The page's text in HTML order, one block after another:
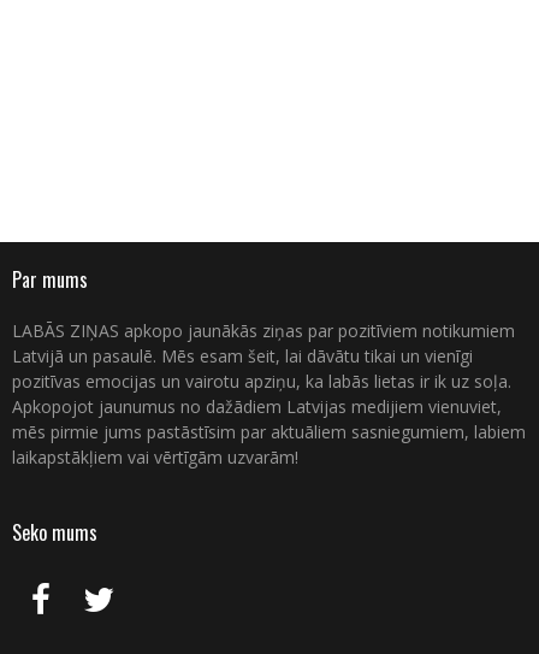
Par mums
LABĀS ZIŅAS apkopo jaunākās ziņas par pozitīviem notikumiem
Latvijā un pasaulē. Mēs esam šeit, lai dāvātu tikai un vienīgi
pozitīvas emocijas un vairotu apziņu, ka labās lietas ir ik uz soļa.
Apkopojot jaunumus no dažādiem Latvijas medijiem vienuviet,
mēs pirmie jums pastāstīsim par aktuāliem sasniegumiem, labiem
laikapstākļiem vai vērtīgām uzvarām!
Seko mums